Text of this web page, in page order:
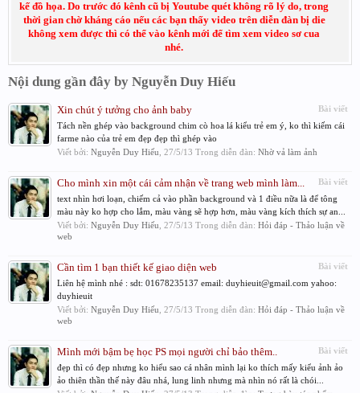
kế đồ họa. Do trước đó kênh cũ bị Youtube quét không rõ lý do, trong
thời gian chờ kháng cáo nếu các bạn thấy video trên diễn đàn bị die
không xem được thì có thể vào kênh mới để tìm xem video sơ cua
nhé.
Nội dung gần đây by Nguyễn Duy Hiếu
Bài viết
Xin chút ý tưởng cho ảnh baby
Tách nền ghép vào background chim cò hoa lá kiểu trẻ em ý, ko thì kiếm cái
farme nào của trẻ em đẹp đẹp thì ghép vào
Viết bởi: Nguyễn Duy Hiếu 27/5/13 Trong diễn đàn: Nhờ vả làm ảnh
Bài viết
Cho mình xin một cái cảm nhận về trang web mình làm...
text nhìn hơi loạn, chiếm cả vào phần background và 1 điều nữa là để tông
màu này ko hợp cho lắm, màu vàng sẽ hợp hơn, màu vàng kích thích sự an...
Viết bởi: Nguyễn Duy Hiếu 27/5/13 Trong diễn đàn: Hỏi đáp - Thảo luận về
web
Bài viết
Cần tìm 1 bạn thiết kế giao diện web
Liên hệ mình nhé : sdt: 01678235137 email: duyhieuit@gmail.com yahoo:
duyhieuit
Viết bởi: Nguyễn Duy Hiếu 27/5/13 Trong diễn đàn: Hỏi đáp - Thảo luận về
web
Bài viết
Mình mới bậm bẹ học PS mọi người chỉ bảo thêm..
đẹp thì có đẹp nhưng ko hiểu sao cá nhân mình lại ko thích mấy kiểu ảnh ảo
ảo thiên thần thế này đâu nhá, lung linh nhưng mà nhìn nó rất là chói...